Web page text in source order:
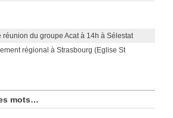
réunion du groupe Acat à 14h à Sélestat
régional à Strasbourg (Eglise St
mots…